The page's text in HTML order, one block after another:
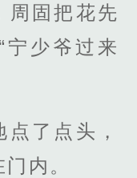
周固把花先
宁少爷过来
了点头，
内。